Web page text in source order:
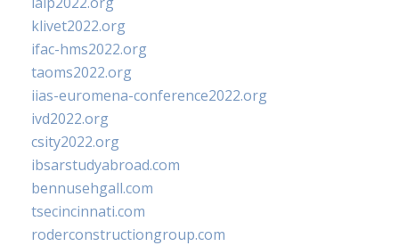
klivet2022.org
ifac-hms2022.org
taoms2022.org
iias-euromena-conference2022.org
ivd2022.org
csity2022.org
ibsarstudyabroad.com
bennusehgall.com
tsecincinnati.com
roderconstructiongroup.com